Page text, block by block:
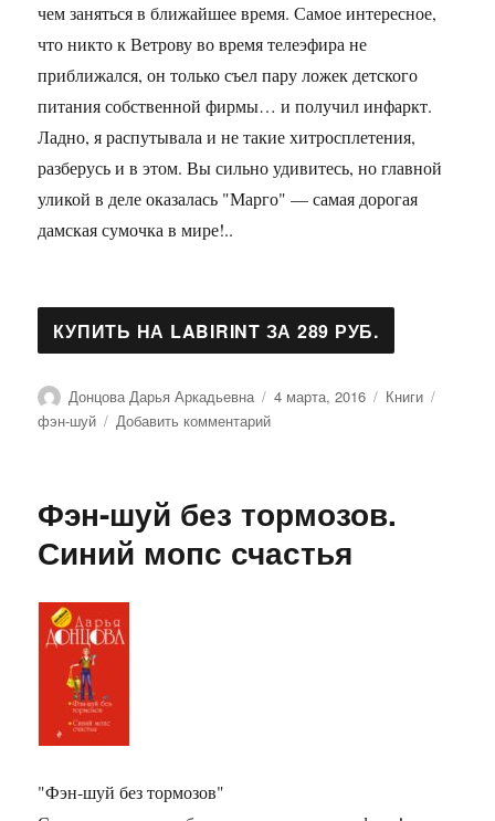
чем заняться в ближайшее время. Самое интересное,
что никто к Ветрову во время телеэфира не
приближался, он только съел пару ложек детского
питания собственной фирмы… и получил инфаркт.
Ладно, я распутывала и не такие хитросплетения,
разберусь и в этом. Вы сильно удивитесь, но главной
уликой в деле оказалась "Марго" — самая дорогая
дамская сумочка в мире!..
Автор
Донцова Дарья Аркадьевна Опубликовано
4 марта, 2016 Рубрики
Книги
фэн-шуй
Добавить комментарийк
без
тормозов
Фэн-шуй без тормозов.
Синий мопс счастья
"Фэн-шуй без тормозов"